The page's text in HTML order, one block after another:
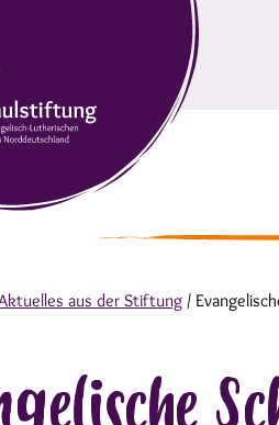
aus der Stiftung /